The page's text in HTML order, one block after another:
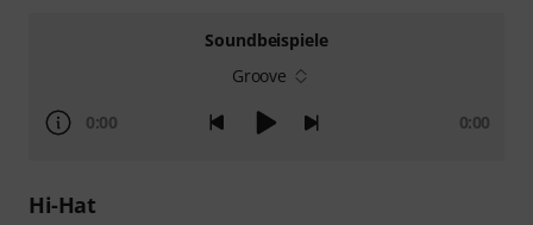
Soundbeispiele
Groove
0:00 0:00
Hi-Hat